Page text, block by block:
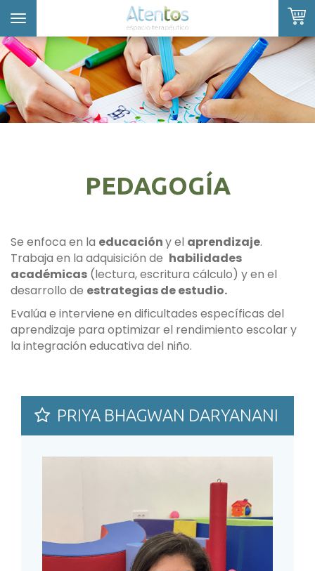
Toggle
navigation
RESEÑAS
CONTACTAR
LLAMAR AHORA
PEDAGOGÍA
Se enfoca en la educacióny el aprendizaje.
Trabaja en la adquisición de habilidades
académicas (lectura, escritura cálculo) y en el
desarrollo de estrategias de estudio.
Evalúa e interviene en dificultades específicas del
aprendizaje para optimizar el rendimiento escolar y
la integración educativa del niño.
PRIYA BHAGWAN DARYANANI